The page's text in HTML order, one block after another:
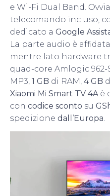
e Wi-Fi Dual Band.
telecomando incluso,
dedicato a Google
La parte audio è
mentre lato hardware
quad-core Amlogic 962-
MP3, 1 GB di RAM, 4 GB
Xiaomi Mi Smart TV 4Aè
con codice sconto su
spedizione dall’Europa.